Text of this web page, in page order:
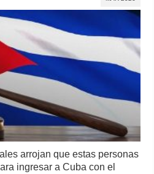
arrojan que estas personas
ingresar a Cuba con el